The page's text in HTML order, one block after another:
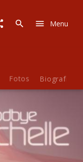
Menu
Fotos Biografie